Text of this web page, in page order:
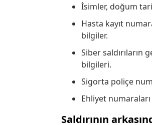
İsimler, doğum
Hasta kayıt
bilgiler.
Siber
bilgileri.
Sigorta poliçe
Ehliyet
Saldırının